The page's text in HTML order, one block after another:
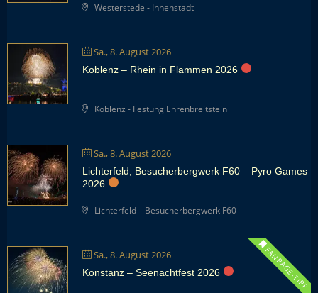
Westerstede - Innenstadt
Sa., 8. August 2026
Koblenz – Rhein in Flammen 2026
Koblenz - Festung Ehrenbreitstein
Sa., 8. August 2026
Lichterfeld, Besucherbergwerk F60 – Pyro Games
2026
Lichterfeld – Besucherbergwerk F60
Sa., 8. August 2026 FANPAGE-TIPP
Konstanz – Seenachtfest 2026